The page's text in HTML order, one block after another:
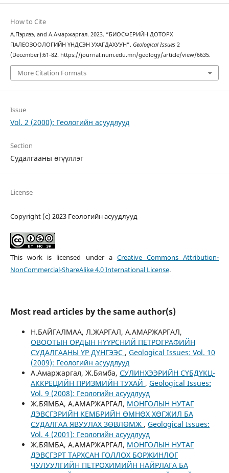
How to Cite
А.Пэрлээ, and А.Амаржаргал. 2023. “БИОСФЕРИЙН ДОТОРХ
ПАЛЕОЗООЛОГИЙН ҮНДСЭН УХАГДАХУУН”. Geological Issues2
(December):61-82. https://journal.num.edu.mn/geology/article/view/6635.
More Citation Formats
Issue
Vol. 2 (2000): Геологийн асуудлууд
Section
Судалгааны өгүүллэг
License
Copyright (c) 2023 Геологийн асуудлууд
This work is licensed under a Creative Commons Attribution-
NonCommercial-ShareAlike 4.0 International License.
Most read articles by the same author(s)
Н.БАЙГАЛМАА, Л.ЖАРГАЛ, А.АМАРЖАРГАЛ,
ОВООТЫН ОРДЫН НҮҮРСНИЙ ПЕТРОГРАФИЙН
СУДАЛГААНЫ ҮР ДҮНГЭЭС , Geological Issues: Vol. 10
(2009): Геологийн асуудлууд
А.Амаржаргал, Ж.Бямба, СУЛИНХЭЭРИЙН СҮБДҮКЦ-
АККРЕЦИЙН ПРИЗМИЙН ТУХАЙ , Geological Issues:
Vol. 9 (2008): Геологийн асуудлууд
Ж.БЯМБА, А.АМАРЖАРГАЛ, МОНГОЛЫН НУТАГ
ДЭВСГЭРИЙН КЕМБРИЙН ӨМНӨХ ХӨГЖИЛ БА
СУДАЛГАА ЯВУУЛАХ ЗӨВЛӨМЖ , Geological Issues:
Vol. 4 (2001): Геологийн асуудлууд
Ж.БЯМБА, А.АМАРЖАРГАЛ, МОНГОЛЫН НУТАГ
ДЭВСГЭРТ ТАРХСАН ГОЛЛОХ БОРЖИНЛОГ
ЧУЛУУЛГИЙН ПЕТРОХИМИЙН НАЙРЛАГА БА